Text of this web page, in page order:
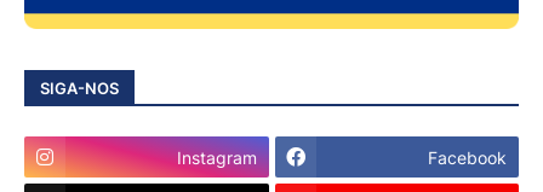
SIGA-NOS
Instagram Facebook